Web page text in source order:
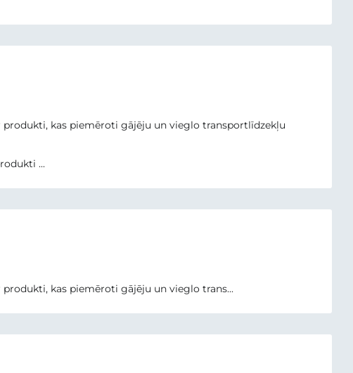
produkti, kas piemēroti gājēju un vieglo transportlīdzekļu
...
produkti, kas piemēroti gājēju un vieglo trans...